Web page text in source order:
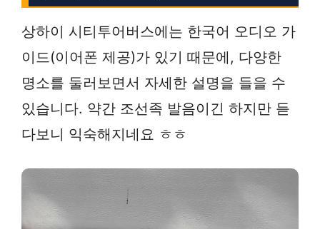
상하이 시티투어버스에는 한국어 오디오 가
이드(이어폰 제공)가 있기 때문에, 다양한
명소를 둘러보면서 자세한 설명을 들을 수
있습니다. 약간 조선족 발음이긴 하지만 듣
다보니 익숙해지네요 ㅎㅎ